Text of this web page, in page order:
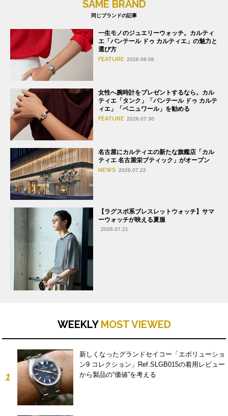
SAME BRAND
同じブランドの記事
一生モノのジュエリーウォッチ。カルティ
エ「パンテール ドゥ カルティエ」の魅力と
選び方
FEATURE 2026.08.06
女性へ腕時計をプレゼントするなら。カル
ティエ「タンク」「パンテール ドゥ カルテ
ィエ」「ベニュワール」を勧める
FEATURE 2026.07.30
名古屋にカルティエの新たな旗艦店「カル
ティエ 名古屋栄ブティック」がオープン
NEWS 2026.07.22
【ラグスポ系ブレスレットウォッチ】サマ
ーウォッチが映える夏服
2026.07.21
WEEKLY MOST VIEWED
1
新しくなったグランドセイコー「エボリューショ
ン9 コレクション」Ref.SLGB015の着用レビュー
から製品の“価値”を考える